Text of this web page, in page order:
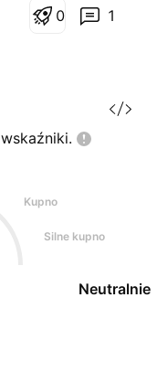
kanału
ORGR. Dzisiaj
gwałtowna
1
0
wskaźniki.
Kupno
Silne kupno
Neutralnie